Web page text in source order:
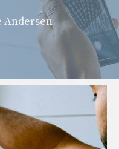
Andersen